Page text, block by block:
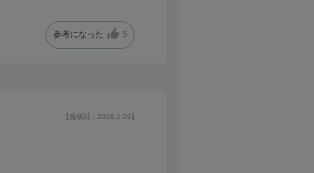
参考になった 5
【投稿日：2026.1.29】